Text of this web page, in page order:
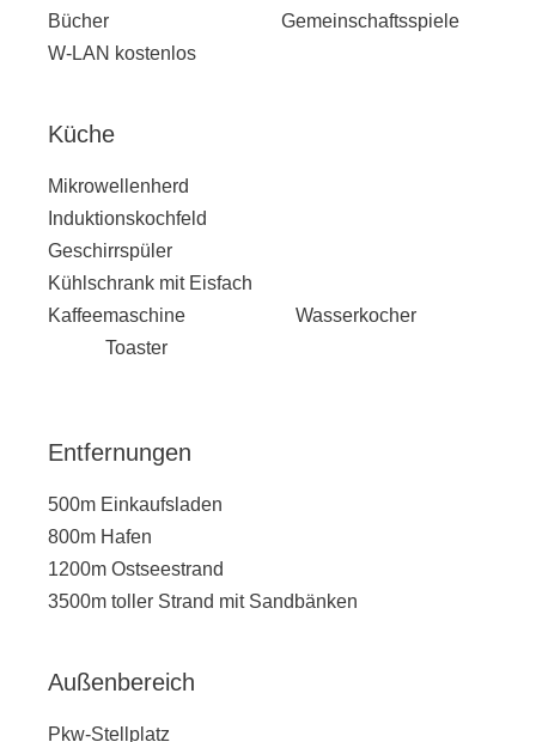
Bücher Gemeinschaftsspiele
W-LAN kostenlos
Küche
Mikrowellenherd
Induktionskochfeld
Geschirrspüler
Kühlschrank mit Eisfach
Kaffeemaschine Wasserkocher
Toaster
Entfernungen
500m Einkaufsladen
800m Hafen
1200m Ostseestrand
3500m toller Strand mit Sandbänken
Außenbereich
Pkw-Stellplatz